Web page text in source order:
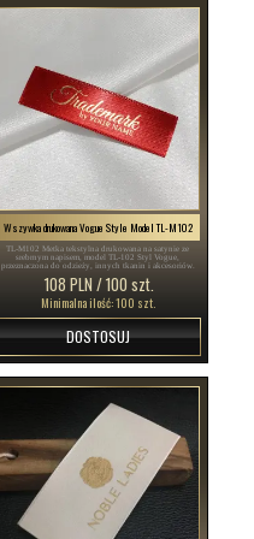
Wszywka drukowana Vogue Style Model TL-M102
TL-M102 Metka tekstylna drukowana na satynie ze
srebrnym napisem, model TL-102 Styl Vogue,
przeznaczona do odzieży, innych tkanin i akcesoriów.
108 PLN / 100 szt.
Minimalna ilość: 100 szt.
DOSTOSUJ